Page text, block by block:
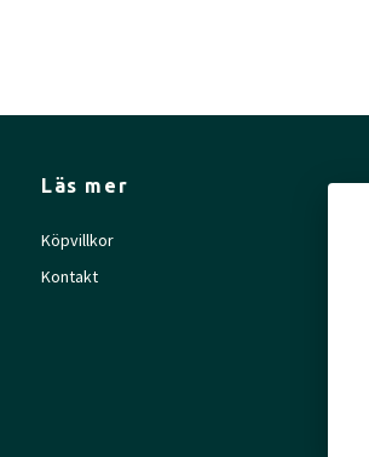
Läs mer
Köpvillkor
Kontakt